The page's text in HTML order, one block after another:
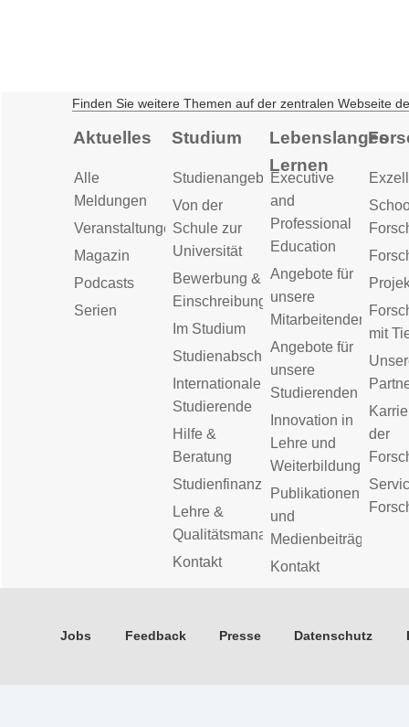
Finden Sie weitere Themen auf der zentralen Webseite
Aktuelles
Alle
Meldungen
Veranstaltungen
Magazin
Podcasts
Serien
Studium
Studienangebot
Von der
Schule zur
Universität
Bewerbung &
Einschreibung
Im Studium
Studienabschluss
Internationale
Studierende
Hilfe &
Beratung
Studienfinanzierung
Lehre &
Qualitätsmanagement
Kontakt
Lebenslanges
Lernen
Executive
and
Professional
Education
Angebote für
unsere
Mitarbeitenden
Angebote für
unsere
Studierenden
Innovation in
Lehre und
Weiterbildung
Publikationen
und
Medienbeiträge
Kontakt
mit
der
Jobs Feedback Presse Datenschutz